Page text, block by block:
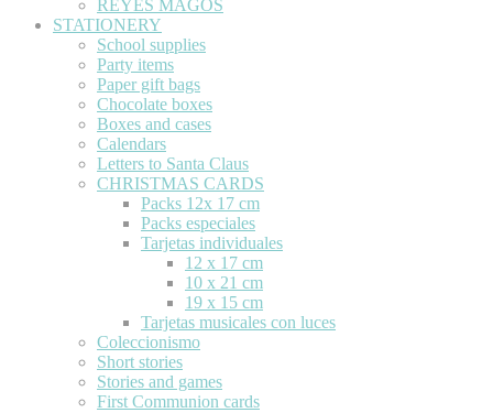
REYES MAGOS
STATIONERY
School supplies
Party items
Paper gift bags
Chocolate boxes
Boxes and cases
Calendars
Letters to Santa Claus
CHRISTMAS CARDS
Packs 12x 17 cm
Packs especiales
Tarjetas individuales
12 x 17 cm
10 x 21 cm
19 x 15 cm
Tarjetas musicales con luces
Coleccionismo
Short stories
Stories and games
First Communion cards